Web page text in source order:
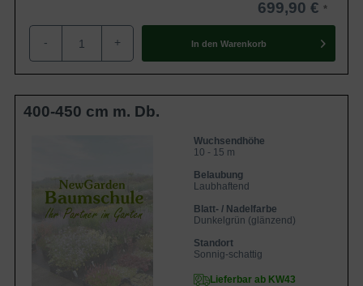
699,90 €
- + In den Warenkorb
400-450 cm m. Db.
Wuchsendhöhe
10 - 15 m
Belaubung
Laubhaftend
Blatt- / Nadelfarbe
Dunkelgrün (glänzend)
Standort
Sonnig-schattig
Lieferbar ab KW43